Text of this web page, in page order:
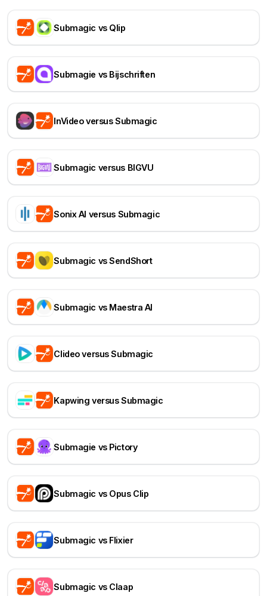
Submagic vs Qlip
Submagie vs Bijschriften
InVideo versus Submagic
Submagic versus BIGVU
Sonix AI versus Submagic
Submagic vs SendShort
Submagic vs Maestra AI
Clideo versus Submagic
Kapwing versus Submagic
Submagie vs Pictory
Submagic vs Opus Clip
Submagic vs Flixier
Submagic vs Claap